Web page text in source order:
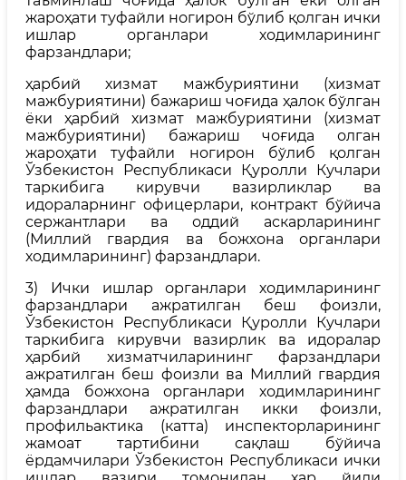
жароҳати туфайли ногирон бўлиб қолган ички
ишлар органлари ходимларининг
фарзандлари;
ҳарбий хизмат мажбуриятини (хизмат
мажбуриятини) бажариш чоғида ҳалок бўлган
ёки ҳарбий хизмат мажбуриятини (хизмат
мажбуриятини) бажариш чоғида олган
жароҳати туфайли ногирон бўлиб қолган
Ўзбекистон Республикаси Қуролли Кучлари
таркибига кирувчи вазирликлар ва
идораларнинг офицерлари, контракт бўйича
сержантлари ва оддий аскарларининг
(Миллий гвардия ва божхона органлари
ходимларининг) фарзандлари.
3) Ички ишлар органлари ходимларининг
фарзандлари ажратилган беш фоизли,
Ўзбекистон Республикаси Қуролли Кучлари
таркибига кирувчи вазирлик ва идоралар
ҳарбий хизматчиларининг фарзандлари
ажратилган беш фоизли ва Миллий гвардия
ҳамда божхона органлари ходимларининг
фарзандлари ажратилган икки фоизли,
профильактика (катта) инспекторларининг
жамоат тартибини сақлаш бўйича
ёрдамчилари Ўзбекистон Республикаси ички